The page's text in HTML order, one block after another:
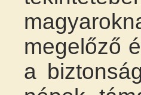
megelőző
a